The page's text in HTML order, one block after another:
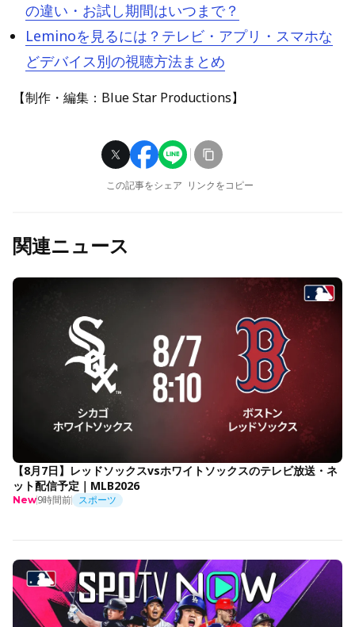
の違い・お試し期間はいつまで？
Leminoを見るには？テレビ・アプリ・スマホな
どデバイス別の視聴方法まとめ
【制作・編集：Blue Star Productions】
この記事をシェア リンクをコピー
関連ニュース
【8月7日】レッドソックスvsホワイトソックスのテレビ放送・ネ
ット配信予定｜MLB2026
New9時間前 スポーツ